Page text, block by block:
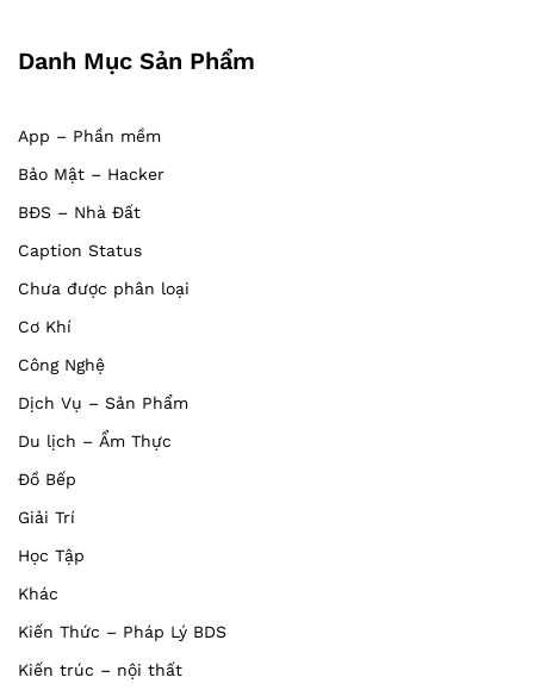
Danh Mục Sản Phẩm
App – Phần mềm
Bảo Mật – Hacker
BĐS – Nhà Đất
Caption Status
Chưa được phân loại
Cơ Khí
Công Nghệ
Dịch Vụ – Sản Phẩm
Du lịch – Ẩm Thực
Đồ Bếp
Giải Trí
Học Tập
Khác
Kiến Thức – Pháp Lý BDS
Kiến trúc – nội thất